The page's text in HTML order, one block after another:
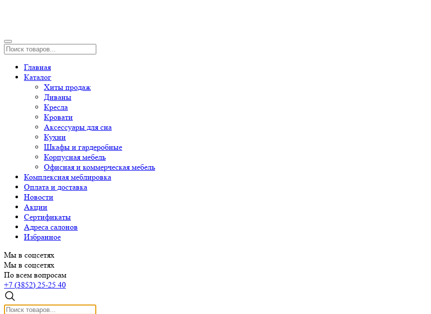
Главная
Каталог
Хиты продаж
Диваны
Кресла
Кровати
Аксессуары для сна
Кухни
Шкафы и гардеробные
Корпусная мебель
Офисная и коммерческая мебель
Комплексная меблировка
Оплата и доставка
Новости
Акции
Сертификаты
Адреса салонов
Избранное
Мы в соцсетях
Мы в соцсетях
По всем вопросам
+7 (3852) 25-25 40